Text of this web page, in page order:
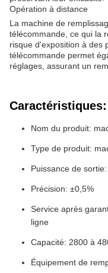
Opération à distance
La machine de
télécommande, ce qui la
risque d'exposition à des
télécommande permet
réglages, assurant un
Caractéristiques:
Nom du produit:
Type de produit:
Puissance de
Précision: ±0,5%
Service après
ligne
Capacité: 2800 à
Équipement de